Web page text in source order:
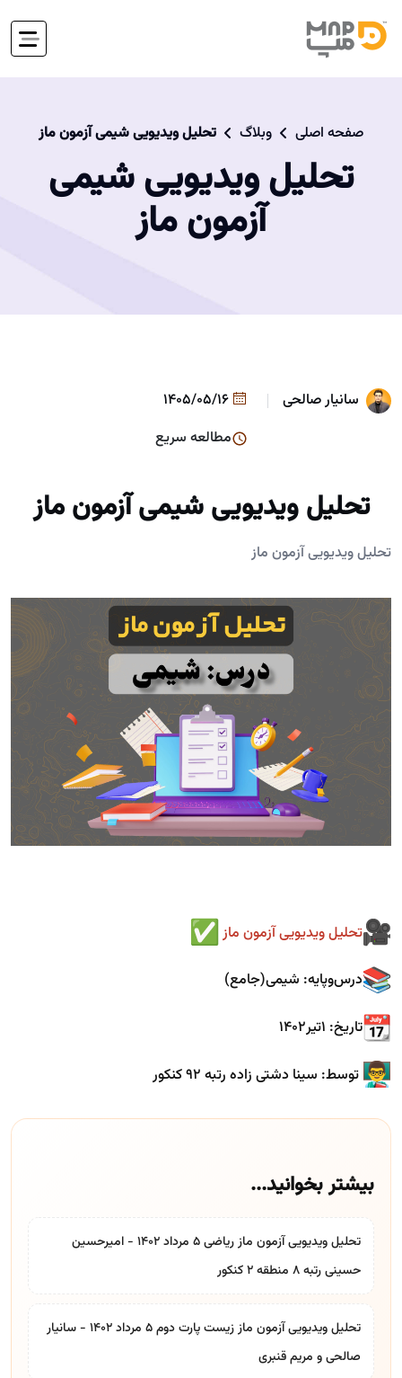
صفحه اصلی وبلاگ تحلیل ویدیویی شیمی آزمون ماز
تحلیل ویدیویی شیمی
آزمون ماز
سانیار صالحی
مطالعه سریع
تحلیل ویدیویی شیمی آزمون ماز
تحلیل ویدیویی آزمون ماز
تحلیل ویدیویی آزمون ماز
درس‌و‌پایه: شیمی(جامع)
تاریخ: ۱تیر۱۴۰۲
توسط: سینا دشتی زاده رتبه ۹۲ کنکور
بیشتر بخوانید...
تحلیل ویدیویی آزمون ماز ریاضی ۵ مرداد ۱۴۰۲ - امیرحسین
حسینی رتبه ۸ منطقه ۲ کنکور
تحلیل ویدیویی آزمون ماز زیست پارت دوم ۵ مرداد ۱۴۰۲ - سانیار
صالحی و مریم قنبری